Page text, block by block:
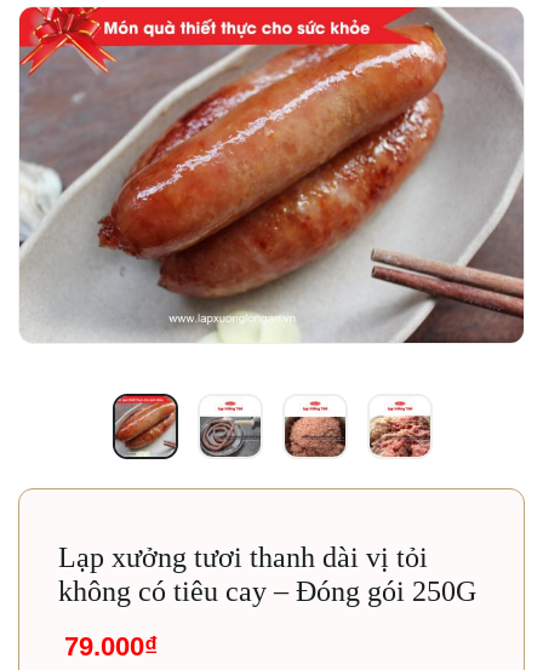
Lạp xưởng tươi thanh dài vị tỏi
không có tiêu cay – Đóng gói 250G
79.000₫